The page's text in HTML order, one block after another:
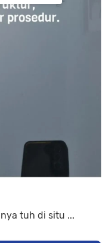
tuh di situ ...